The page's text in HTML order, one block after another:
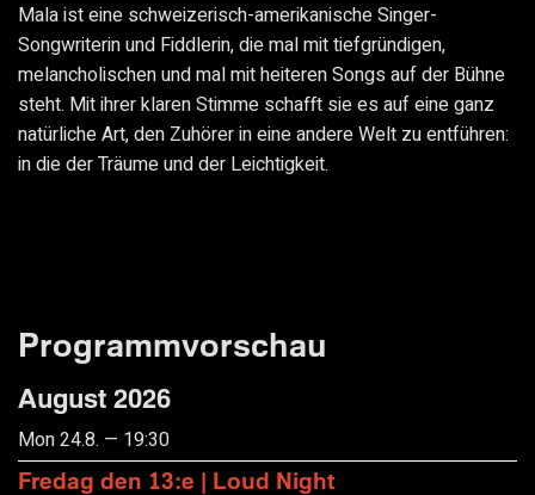
Mala ist eine schweizerisch-amerikanische Singer-
Songwriterin und Fiddlerin, die mal mit tiefgründigen,
melancholischen und mal mit heiteren Songs auf der Bühne
steht. Mit ihrer klaren Stimme schafft sie es auf eine ganz
natürliche Art, den Zuhörer in eine andere Welt zu entführen:
in die der Träume und der Leichtigkeit.
Programmvorschau
August 2026
Mon 24.8. — 19:30
Fredag den 13:e | Loud Night